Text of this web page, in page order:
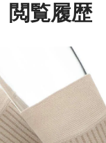
閲覧履歴